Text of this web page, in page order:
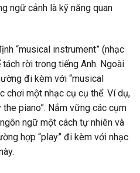
ngữ cảnh là kỹ năng quan
“musical instrument” (nhạc
rời trong tiếng Anh. Ngoài
đi kèm với “musical
chơi một nhạc cụ cụ thể. Ví dụ,
the piano”. Nắm vững các cụm
ngữ một cách tự nhiên và
hợp “play” đi kèm với nhạc